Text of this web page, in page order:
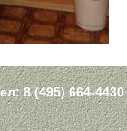
8 (495) 664-4430